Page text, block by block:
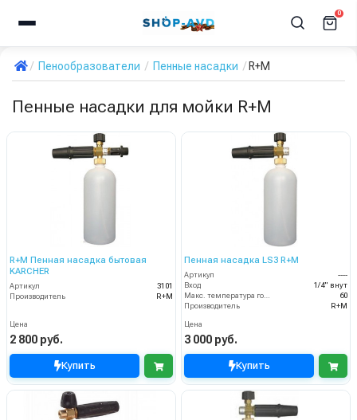
0
Пенообразователи Пенные насадки R+M
Пенные насадки для мойки R+M
R+M Пенная насадка бытовая
KARCHER
Артикул
3101
Производитель
R+M
Цена
2 800 руб.
Купить
Пенная насадка LS3 R+M
Артикул
----
Вход
1/4" внут
Макс. температура горячей воды (°C)
60
Производитель
R+M
Цена
3 000 руб.
Купить